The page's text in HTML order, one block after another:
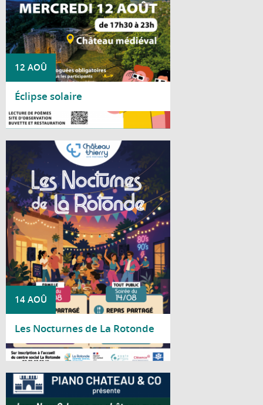
12 AOÛ
Éclipse solaire
Lire la suite
14 AOÛ
Les Nocturnes de La Rotonde
Cet été, le Centre social La Rotonde vous
invite à partager deux soirées conviviales
placées sous le signe de la bonne humeur
et de la musique.
Lire la suite
Piano Château & Co vous invite à découvrir
le Marais Rag Band pour un concert